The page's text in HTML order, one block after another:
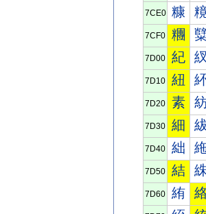
7CE0 糠
7CF0 糰
7D00 紀 紁
7D10 紐
7D20 素
7D30 細
7D40 絀
7D50 結
7D60 絠